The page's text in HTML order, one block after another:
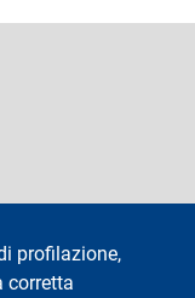
profilazione,
corretta